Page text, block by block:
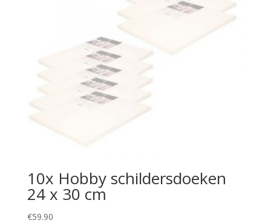
10x Hobby schildersdoeken
24 x 30 cm
€59.90